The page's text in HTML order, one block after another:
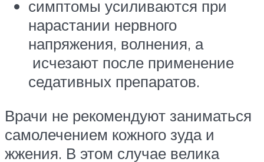
симптомы усиливаются при
нарастании нервного
напряжения, волнения, а
исчезают после применение
седативных препаратов.
Врачи не рекомендуют заниматься
самолечением кожного зуда и
жжения. В этом случае велика